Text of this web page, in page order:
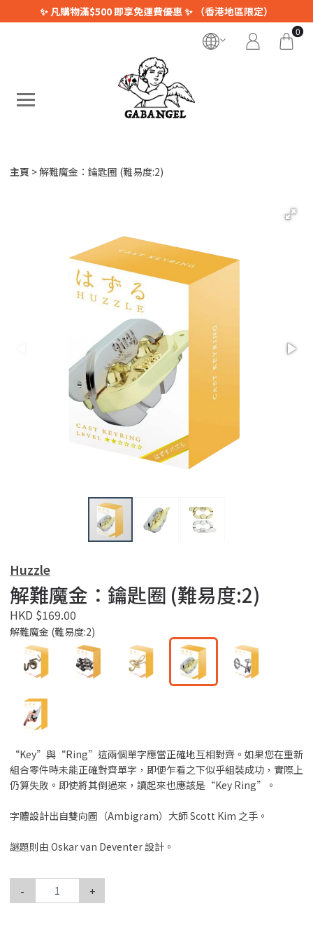
✨ 凡購物滿$500 即享免運費優惠 ✨ （香港地區限定）
0
主頁 解難魔金：鑰匙圈 (難易度:2)
Huzzle
解難魔金：鑰匙圈 (難易度:2)
HKD $169.00
解難魔金 (難易度:2)
“Key”與“Ring”這兩個單字應當正確地互相對齊。如果您在重新
組合零件時未能正確對齊單字，即便乍看之下似乎組裝成功，實際上
仍算失敗。即使將其倒過來，讀起來也應該是“Key Ring”。
字體設計出自雙向圖（Ambigram）大師 Scott Kim 之手。
謎題則由 Oskar van Deventer 設計。
- +